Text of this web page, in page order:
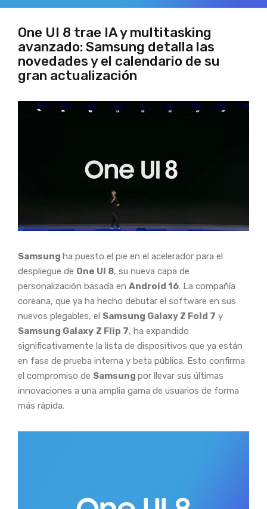
One UI 8 trae IA y multitasking
avanzado: Samsung detalla las
novedades y el calendario de su
gran actualización
Samsung ha puesto el pie en el acelerador para el
despliegue de One UI 8, su nueva capa de
personalización basada en Android 16. La compañía
coreana, que ya ha hecho debutar el software en sus
nuevos plegables, el Samsung Galaxy Z Fold 7 y
Samsung Galaxy Z Flip 7, ha expandido
significativamente la lista de dispositivos que ya están
en fase de prueba interna y beta pública. Esto confirma
el compromiso de Samsung por llevar sus últimas
innovaciones a una amplia gama de usuarios de forma
más rápida.